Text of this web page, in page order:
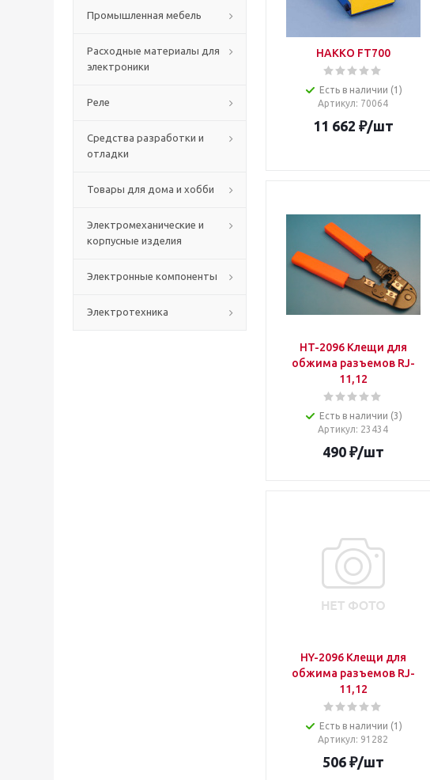
Промышленная мебель
Расходные материалы для
электроники
Реле
Средства разработки и
отладки
Товары для дома и хобби
Электромеханические и
корпусные изделия
Электронные компоненты
Электротехника
HAKKO FT700
Есть в наличии (1)
Артикул: 70064
11 662 ₽/шт
HT-2096 Клещи для
обжима разъемов RJ-
11,12
Есть в наличии (3)
Артикул: 23434
490₽/шт
HY-2096 Клещи для
обжима разъемов RJ-
11,12
Есть в наличии (1)
Артикул: 91282
506₽/шт